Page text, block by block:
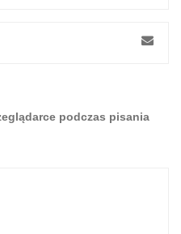
podczas pisania